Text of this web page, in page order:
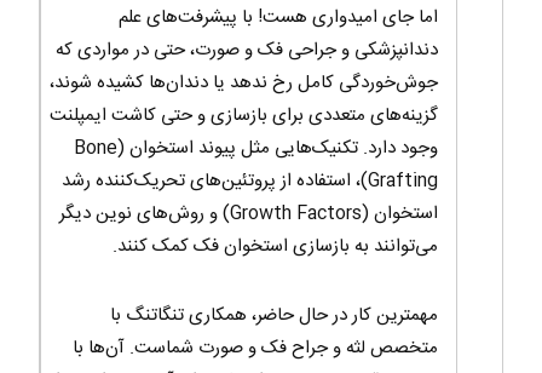
اما جای امیدواری هست! با پیشرفت‌های علم
دندانپزشکی و جراحی فک و صورت، حتی در مواردی که
جوش‌خوردگی کامل رخ ندهد یا دندان‌ها کشیده شوند،
گزینه‌های متعددی برای بازسازی و حتی کاشت ایمپلنت
وجود دارد. تکنیک‌هایی مثل پیوند استخوان (Bone
Grafting)، استفاده از پروتئین‌های تحریک‌کننده رشد
استخوان (Growth Factors) و روش‌های نوین دیگر
می‌توانند به بازسازی استخوان فک کمک کنند.
مهمترین کار در حال حاضر، همکاری تنگاتنگ با
متخصص لثه و جراح فک و صورت شماست. آن‌ها با